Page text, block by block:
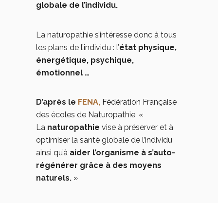
globale de l’individu.
La naturopathie s’intéresse donc à tous
les plans de l’individu : l’état physique,
énergétique, psychique,
émotionnel …
D’après le FENA, Fédération Française
des écoles de Naturopathie, «
La naturopathie vise à préserver et à
optimiser la santé globale de l’individu
ainsi qu’à aider l’organisme à s’auto-
régénérer grâce à des moyens
naturels. »